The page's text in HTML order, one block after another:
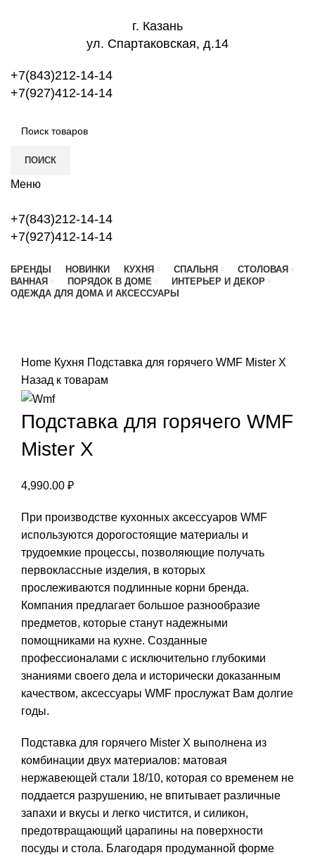
г. Казань
ул. Спартаковская, д.14
+7(843)212-14-14
+7(927)412-14-14
ПОИСК
Меню
+7(843)212-14-14
+7(927)412-14-14
БРЕНДЫ НОВИНКИ КУХНЯ СПАЛЬНЯ
СТОЛОВАЯ
ВАННАЯ
ПОРЯДОК В ДОМЕ
ИНТЕРЬЕР И ДЕКОР
ОДЕЖДА ДЛЯ ДОМА И АКСЕССУАРЫ
Home Кухня Подставка для горячего WMF Mister X
Назад к товарам
Подставка для горячего WMF
Mister X
4,990.00 ₽
При производстве кухонных аксессуаров WMF
используются дорогостоящие материалы и
трудоемкие процессы, позволяющие получать
первоклассные изделия, в которых
прослеживаются подлинные корни бренда.
Компания предлагает большое разнообразие
предметов, которые станут надежными
помощниками на кухне. Созданные
профессионалами с исключительно глубокими
знаниями своего дела и исторически доказанным
качеством, аксессуары WMF прослужат Вам долгие
годы.
Подставка для горячего Mister X выполнена из
комбинации двух материалов: матовая
нержавеющей стали 18/10, которая со временем не
поддается разрушению, не впитывает различные
запахи и вкусы и легко чистится, и силикон,
предотвращающий царапины на поверхности
посуды и стола. Благодаря продуманной форме